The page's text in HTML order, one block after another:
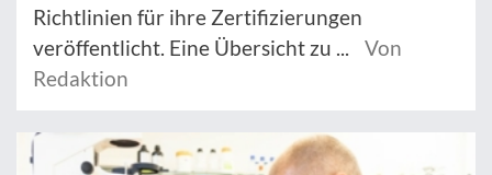
Richtlinien für ihre Zertifizierungen
veröffentlicht. Eine Übersicht zu ...
Von
Redaktion